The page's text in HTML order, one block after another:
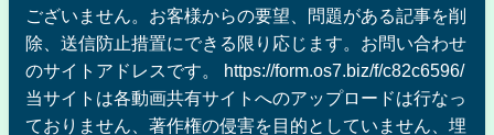
ございません。お客様からの要望、問題がある記事を削
除、送信防止措置にできる限り応じます。お問い合わせ
のサイトアドレスです。 https://form.os7.biz/f/c82c6596/
当サイトは各動画共有サイトへのアップロードは行なっ
ておりません、著作権の侵害を目的としていません、埋